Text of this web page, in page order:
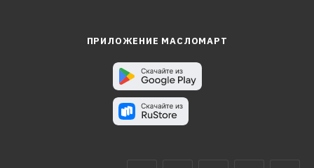
ПРИЛОЖЕНИЕ МАСЛОМАРТ